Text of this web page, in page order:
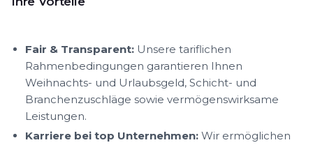
Fair & Transparent: Unsere tariflichen
Rahmenbedingungen garantieren Ihnen
Weihnachts- und Urlaubsgeld, Schicht- und
Branchenzuschläge sowie vermögenswirksame
Leistungen.
Karriere bei top Unternehmen: Wir ermöglichen